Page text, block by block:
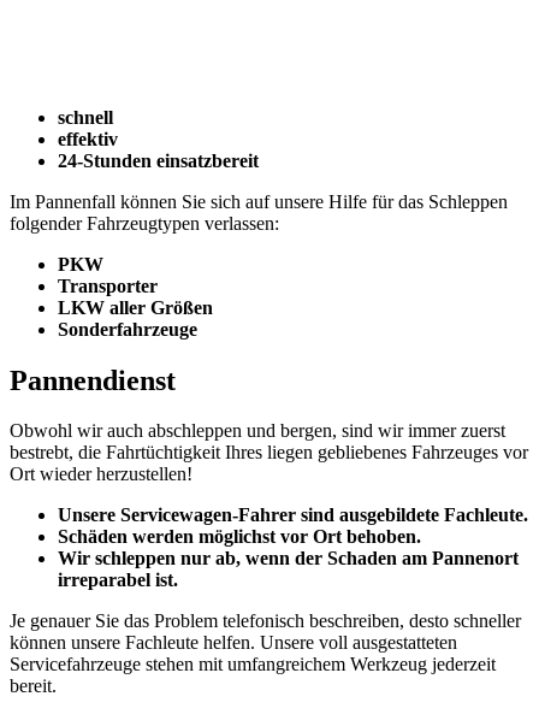
schnell
effektiv
24-Stunden einsatzbereit
Im Pannenfall können Sie sich auf unsere Hilfe für das Schleppen
folgender Fahrzeugtypen verlassen:
PKW
Transporter
LKW aller Größen
Sonderfahrzeuge
Pannendienst
Obwohl wir auch abschleppen und bergen, sind wir immer zuerst
bestrebt, die Fahrtüchtigkeit Ihres liegen gebliebenes Fahrzeuges vor
Ort wieder herzustellen!
Unsere Servicewagen-Fahrer sind ausgebildete Fachleute.
Schäden werden möglichst vor Ort behoben.
Wir schleppen nur ab, wenn der Schaden am Pannenort
irreparabel ist.
Je genauer Sie das Problem telefonisch beschreiben, desto schneller
können unsere Fachleute helfen. Unsere voll ausgestatteten
Servicefahrzeuge stehen mit umfangreichem Werkzeug jederzeit
bereit.